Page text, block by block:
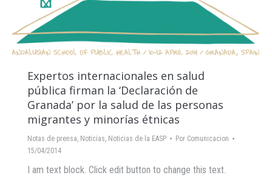
Expertos internacionales en salud
pública firman la ‘Declaración de
Granada’ por la salud de las personas
migrantes y minorías étnicas
Notas de prensa, Noticias, Noticias de la EASP Por Comunicacion
15/04/2014
I am text block. Click edit button to change this text.